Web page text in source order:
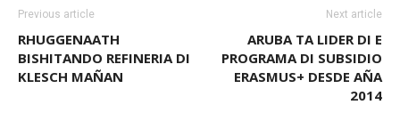
Previous article
RHUGGENAATH
BISHITANDO REFINERIA DI
KLESCH MAÑAN
Next article
ARUBA TA LIDER DI E
PROGRAMA DI SUBSIDIO
ERASMUS+ DESDE AÑA
2014